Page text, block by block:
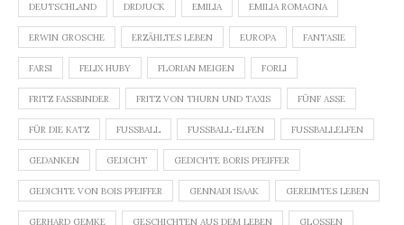
DEUTSCHLAND DRDJUCK EMILIA EMILIA ROMAGNA
ERWIN GROSCHE ERZÄHLTES LEBEN EUROPA FANTASIE
FARSI FELIX HUBY FLORIAN MEIGEN FORLI
FRITZ FASSBINDER FRITZ VON THURN UND TAXIS FÜNF ASSE
FÜR DIE KATZ FUSSBALL FUSSBALL-ELFEN FUSSBALLELFEN
GEDANKEN GEDICHT GEDICHTE BORIS PFEIFFER
GEDICHTE VON BOIS PFEIFFER GENNADI ISAAK GEREIMTES LEBEN
GERHARD GEMKE GESCHICHTEN AUS DEM LEBEN GLOSSEN